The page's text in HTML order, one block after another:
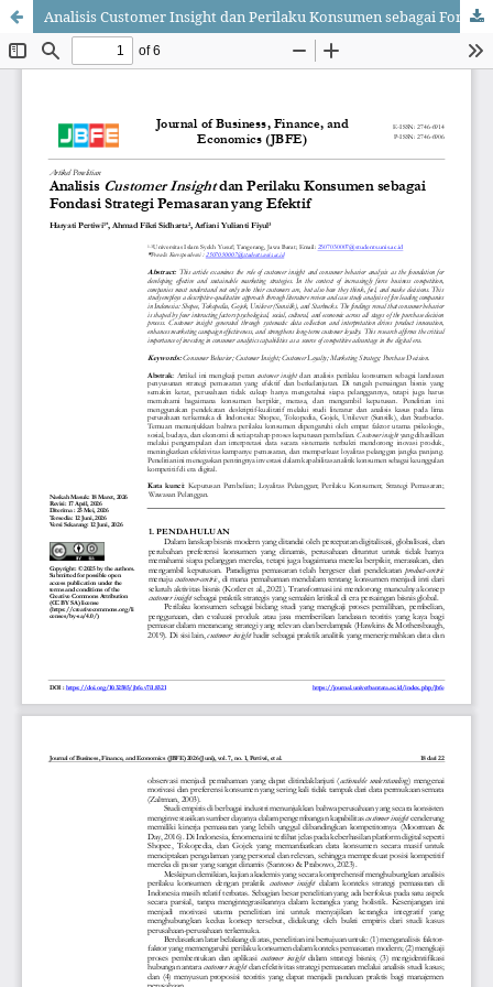
Analisis Customer Insight dan Perilaku Konsumen sebagai Fondasi Strategi Pemasaran yang Efektif